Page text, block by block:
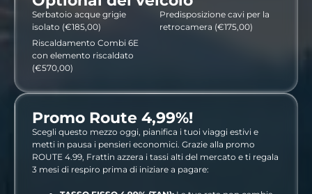
Serbatoio acque grigie
isolato (€185,00)
Predisposizione cavi per la
retrocamera (€175,00)
Riscaldamento Combi 6E
con elemento riscaldato
(€570,00)
Promo Route 4,99%!
Scegli questo mezzo oggi, pianifica i tuoi viaggi estivi e
metti in pausa i pensieri economici. Grazie alla promo
ROUTE 4.99, Frattin azzera i tassi alti del mercato e ti regala
3 mesi di respiro prima di iniziare a pagare: